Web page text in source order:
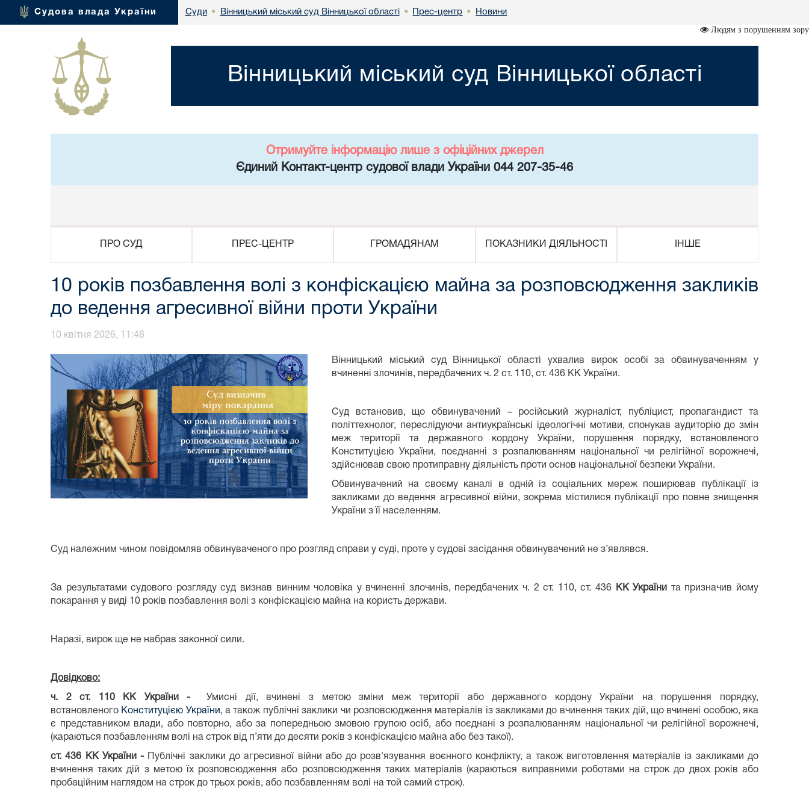
Судова влада України Суди • Вінницький міський суд Вінницької області • Прес-центр • Новини
Людям з порушенням зору
Вінницький міський суд Вінницької області
Отримуйте інформацію лише з офіційних джерел
Єдиний Контакт-центр судової влади України 044 207-35-46
ПРО СУД ПРЕС-ЦЕНТР ГРОМАДЯНАМ ПОКАЗНИКИ ДІЯЛЬНОСТІ ІНШЕ
10 років позбавлення волі з конфіскацією майна за розповсюдження закликів
до ведення агресивної війни проти України
10 квітня 2026, 11:48
Вінницький міський суд Вінницької області ухвалив вирок особі за обвинуваченням у
вчиненні злочинів, передбачених ч. 2 ст. 110, ст. 436 КК України.
Суд встановив, що обвинувачений – російський журналіст, публіцист, пропагандист та
політтехнолог, переслідуючи антиукраїнські ідеологічні мотиви, спонукав аудиторію до змін
меж території та державного кордону України, порушення порядку, встановленого
Конституцією України, поєднанні з розпалюванням національної чи релігійної ворожнечі,
здійснював свою протиправну діяльність проти основ національної безпеки України.
Обвинувачений на своєму каналі в одній із соціальних мереж поширював публікації із
закликами до ведення агресивної війни, зокрема містилися публікації про повне знищення
України з її населенням.
Суд належним чином повідомляв обвинуваченого про розгляд справи у суді, проте у судові засідання обвинувачений не з’являвся.
За результатами судового розгляду суд визнав винним чоловіка у вчиненні злочинів, передбачених ч. 2 ст. 110, ст. 436 КК України та призначив йому
покарання у виді 10 років позбавлення волі з конфіскацією майна на користь держави.
Наразі, вирок ще не набрав законної сили.
Довідково:
ч. 2 ст. 110 КК України -
Умисні дії, вчинені з метою зміни меж території або державного кордону України на порушення порядку,
встановленого Конституцією України, а також публічні заклики чи розповсюдження матеріалів із закликами до вчинення таких дій, що вчинені особою, яка
є представником влади, або повторно, або за попередньою змовою групою осіб, або поєднані з розпалюванням національної чи релігійної ворожнечі,
(караються позбавленням волі на строк від п’яти до десяти років з конфіскацією майна або без такої).
ст. 436 КК України -
Публічні заклики до агресивної війни або до розв'язування воєнного конфлікту, а також виготовлення матеріалів із закликами до
вчинення таких дій з метою їх розповсюдження або розповсюдження таких матеріалів (караються виправними роботами на строк до двох років або
пробаційним наглядом на строк до трьох років, або позбавленням волі на той самий строк).